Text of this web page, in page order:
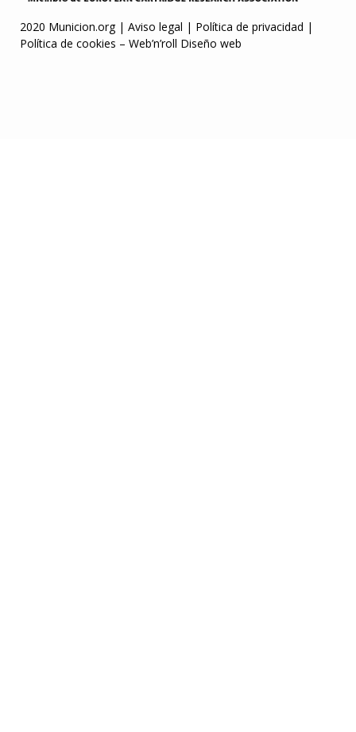
2020 Municion.org | Aviso legal | Política de privacidad |
Política de cookies – Web’n’roll Diseño web